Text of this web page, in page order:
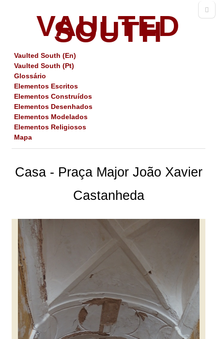
VAULTED
SOUTH
Vaulted South (En)
Vaulted South (Pt)
Glossário
Elementos Escritos
Elementos Construídos
Elementos Desenhados
Elementos Modelados
Elementos Religiosos
Mapa
Casa - Praça Major João Xavier
Castanheda